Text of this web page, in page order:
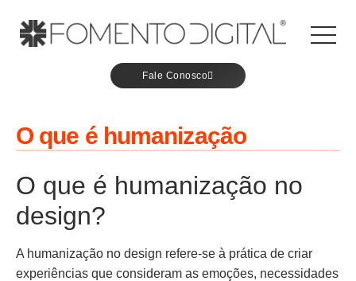
Fale Conosco
O que é humanização
O que é humanização no
design?
A humanização no design refere-se à prática de criar
experiências que consideram as emoções, necessidades